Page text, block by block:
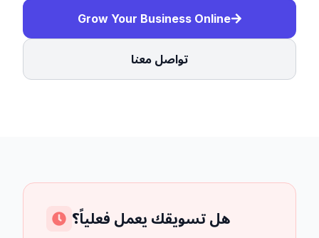
Grow Your Business Online
تواصل معنا
هل تسويقك يعمل فعلياً؟